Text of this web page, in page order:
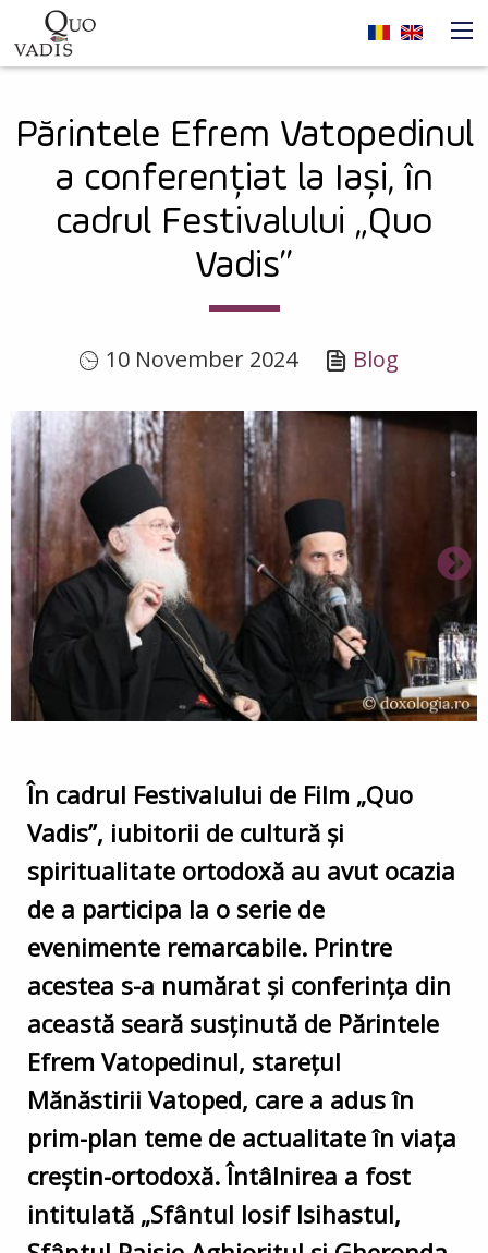
Skip to main content
Navigare
principală
Părintele Efrem Vatopedinul
a conferențiat la Iași, în
cadrul Festivalului „Quo
Vadis”
10 November 2024 Blog
În cadrul Festivalului de Film „Quo
Vadis”, iubitorii de cultură și
spiritualitate ortodoxă au avut ocazia
de a participa la o serie de
evenimente remarcabile. Printre
acestea s-a numărat și conferința din
această seară susținută de Părintele
Efrem Vatopedinul, starețul
Mănăstirii Vatoped, care a adus în
prim-plan teme de actualitate în viața
creștin-ortodoxă. Întâlnirea a fost
intitulată „Sfântul Iosif Isihastul,